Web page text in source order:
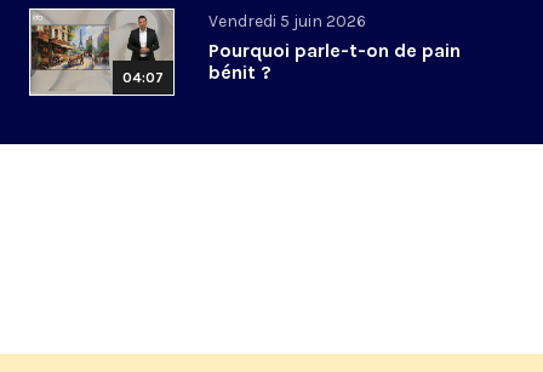
04:07
Vendredi 5 juin 2026
Pourquoi parle-t-on de pain
bénit ?